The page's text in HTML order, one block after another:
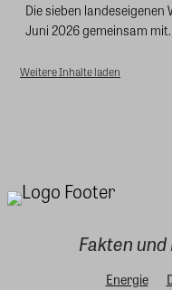
Die sieben
Juni 2026 gemeinsam
Weitere Inhalte laden
Fakten
Energie